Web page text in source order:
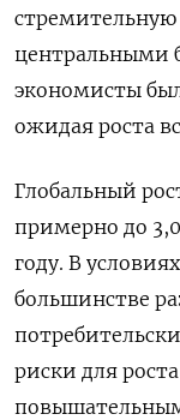
центральными
экономисты
ожидая роста
Глобальный
примерно до
году. В
большинстве
риски для